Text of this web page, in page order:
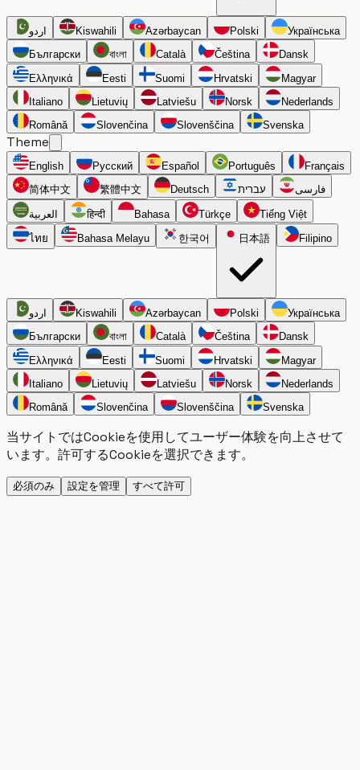
اردو Kiswahili Azərbaycan Polski
Українська
Български
বাংলা Català Čeština
Dansk
Ελληνικά
Eesti Suomi Hrvatski
Magyar
Italiano
Lietuvių Latviešu Norsk
Nederlands
Română
Slovenčina Slovenščina Svenska
Theme
English Русский Español Português
Français
简体中文
繁體中文 Deutsch עברית فارسی
العربية हिन्दी Bahasa Türkçe
Tiếng Việt
ไทย
Bahasa Melayu 한국어 日本語 Filipino
اردو Kiswahili Azərbaycan Polski
Українська
Български
বাংলা Català Čeština
Dansk
Ελληνικά
Eesti Suomi Hrvatski
Magyar
Italiano
Lietuvių Latviešu Norsk
Nederlands
Română
Slovenčina Slovenščina Svenska
当サイトではCookieを使用してユーザー体験を向上させて
います。許可するCookieを選択できます。
必須のみ 設定を管理 すべて許可